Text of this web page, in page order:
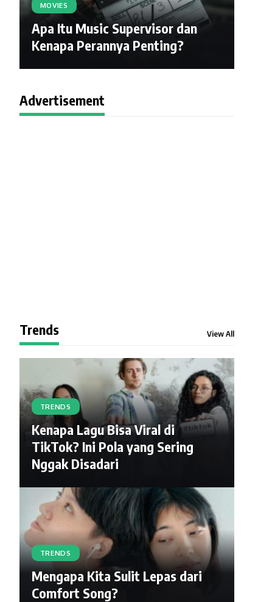
MOVIES
Apa Itu Music Supervisor dan
Kenapa Perannya Penting?
Advertisement
Trends View All
TRENDS
Kenapa Lagu Bisa Viral di
TikTok? Ini Pola yang Sering
Nggak Disadari
TRENDS
Mengapa Kita Sulit Lepas dari
Comfort Song?